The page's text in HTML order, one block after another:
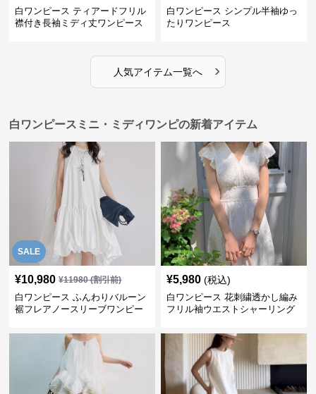
白ワンピース ティアードフリル
襟付き長袖ミディ丈ワンピース
白ワンピース シンプル半袖ゆっ
たりワンピース
人気アイテム一覧へ ›
白ワンピースミニ・ミディワンピの新着アイテム
SALE
¥10,980 ¥11980(割引前)
白ワンピース ふんわりバルーン
裾フレアノースリーブワンピー
¥5,980 (税込)
白ワンピース 花刺繍透かし編み
フリル袖ウエストシャーリング